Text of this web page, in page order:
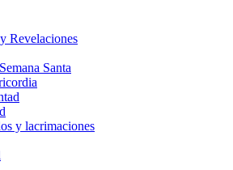
Revelaciones
Santa
y lacrimaciones